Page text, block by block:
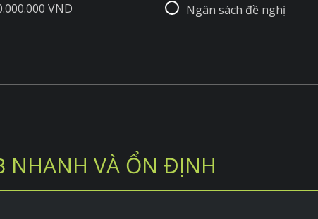
VND
Ngân sách đề nghị
NHANH VÀ ỔN ĐỊNH